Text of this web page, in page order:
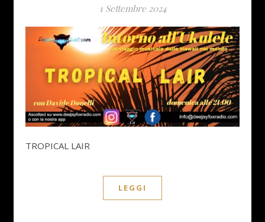
1 Settembre 2024
TROPICAL LAIR
LEGGI